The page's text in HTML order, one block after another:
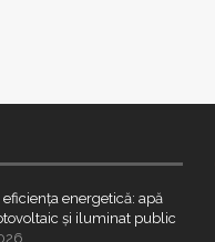
energetică: apă
și iluminat public